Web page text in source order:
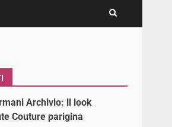
Archivio: il look
Couture parigina